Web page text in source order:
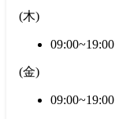
(木)
09:00~19:00
(金)
09:00~19:00